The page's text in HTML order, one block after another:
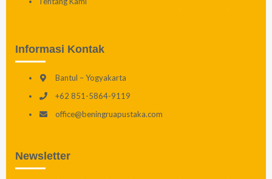
Informasi Kontak
Bantul – Yogyakarta
+62 851-5864-9119
office@beningruapustaka.com
Newsletter